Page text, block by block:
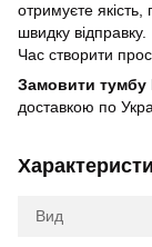
отримуєте
швидку відправку.
Час створити
Замовити тумбу
доставкою по
Вид